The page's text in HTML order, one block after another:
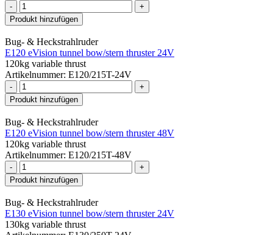
-
+
Produkt hinzufügen
Bug- & Heckstrahlruder
E120 eVision tunnel bow/stern thruster 24V
120kg variable thrust
Artikelnummer: E120/215T-24V
-
+
Produkt hinzufügen
Bug- & Heckstrahlruder
E120 eVision tunnel bow/stern thruster 48V
120kg variable thrust
Artikelnummer: E120/215T-48V
-
+
Produkt hinzufügen
Bug- & Heckstrahlruder
E130 eVision tunnel bow/stern thruster 24V
130kg variable thrust